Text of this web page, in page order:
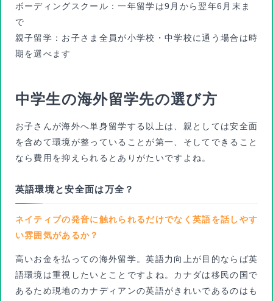
ボーディングスクール：一年留学は9月から翌年6月末ま
で
親子留学：お子さま全員が小学校・中学校に通う場合は時
期を選べます
中学生の海外留学先の選び方
お子さんが海外へ単身留学する以上は、親としては安全面
を含めて環境が整っていることが第一、そしてできること
なら費用を抑えられるとありがたいですよね。
英語環境と安全面は万全？
ネイティブの発音に触れられるだけでなく英語を話しやす
い雰囲気があるか？
高いお金を払っての海外留学。英語力向上が目的ならば英
語環境は重視したいとことですよね。カナダは移民の国で
あるため現地のカナディアンの英語がきれいであるのはも